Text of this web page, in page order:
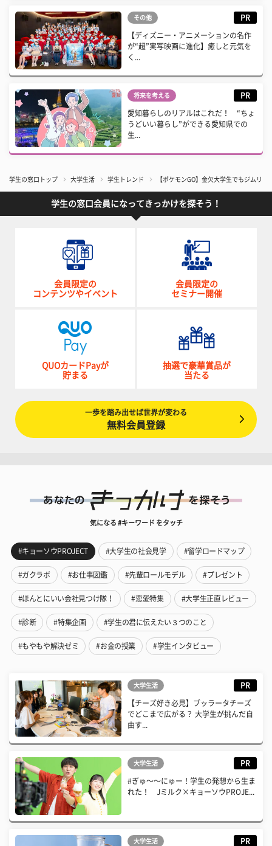
その他 PR
【ディズニー・アニメーションの名作
が“超”実写映画に進化】癒しと元気を
く...
将来を考える PR
愛知暮らしのリアルはこれだ！ “ちょ
うどいい暮らし”ができる愛知県での
生...
学生の窓口トップ 大学生活 学生トレンド 【ポケモンGO】金欠大学生でもジムリ
学生の窓口会員になってきっかけを探そう！
会員限定の
コンテンツやイベント
会員限定の
セミナー開催
QUOカードPayが
貯まる
抽選で豪華賞品が
当たる
一歩を踏み出せば世界が変わる
無料会員登録
気になる #キーワード をタッチ
#キョーソウPROJECT #大学生の社会見学 #留学ロードマップ
#ガクラボ #お仕事図鑑 #先輩ロールモデル #プレゼント
#ほんとにいい会社見つけ隊！ #恋愛特集 #大学生正直レビュー
#診断 #特集企画 #学生の君に伝えたい３つのこと
#もやもや解決ゼミ #お金の授業 #学生インタビュー
大学生活 PR
【チーズ好き必見】ブッラータチーズ
でどこまで広がる？ 大学生が挑んだ自
由す...
大学生活 PR
#ぎゅ〜〜にゅー！学生の発想から生ま
れた！ Jミルク×キョーソウPROJE...
大学生活 PR